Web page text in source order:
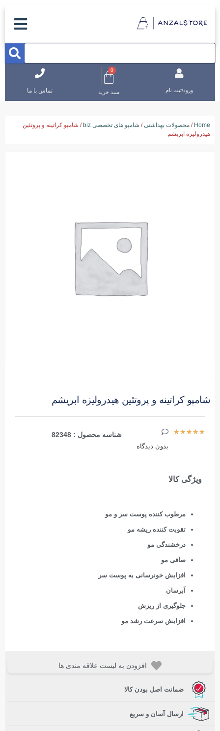
ورود/ثبت نام
0
سبد خرید تماس با ما
Home
/ محصولات بهداشتی/ شامپو های تخصصی biz
/ شامپو کراتینه و پروتئین
هیدرولیزه ابریشم
شامپو کراتینه و پروتئین هیدرولیزه ابریشم
★
★
★
★
★
بدون دیدگاه
شناسه محصول : 82348
ویژگی کالا
مرطوب کننده پوست سر و مو
تقوبت کننده ریشه مو
درخشندگی مو
صافی مو
افزایش خونرسانی به پوست سر
آبرسان
جلوگیری از ریزش
افزایش سرعت رشد مو
افزودن به لیست علاقه مندی ها
ضمانت اصل بودن کالا
ارسال آسان و سریع